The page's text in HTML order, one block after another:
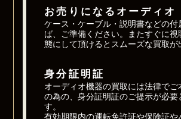
お売りになるオーディオ
ケース・ケーブル・説明書などの付
ば、ご準備ください。またすぐに視
態にして頂けるとスムーズな買取が
身分証明証
オーディオ機器の買取には法律でご
の為の、身分証明証のご提示が必要
す。
有効期限内の運転免許証や保険証や